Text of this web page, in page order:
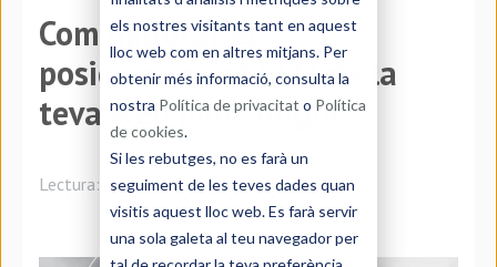
els nostres visitants tant en aquest
lloc web com en altres mitjans. Per
obtenir més informació, consulta la
nostra Política de privacitat o Política
de cookies.
Si les rebutges, no es farà un
seguiment de les teves dades quan
visitis aquest lloc web. Es farà servir
una sola galeta al teu navegador per
Com millorar el
posicionament SEO de la
teva web multilingüe
Lectura: 6 minutos